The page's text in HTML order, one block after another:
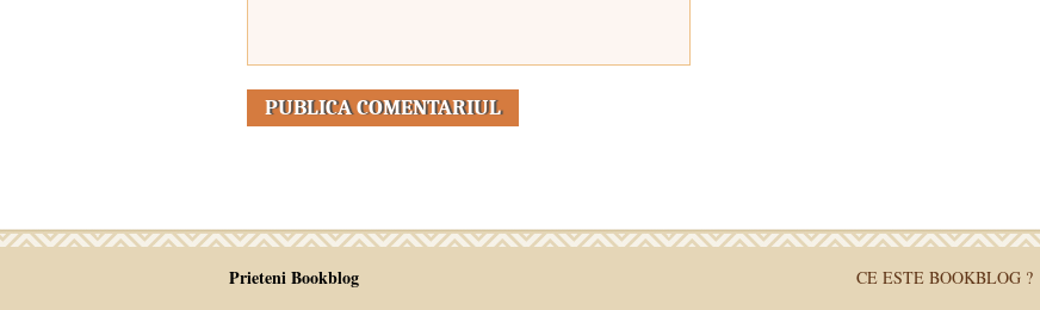
CE ESTE BOOKBLOG ?
Prieteni Bookblog